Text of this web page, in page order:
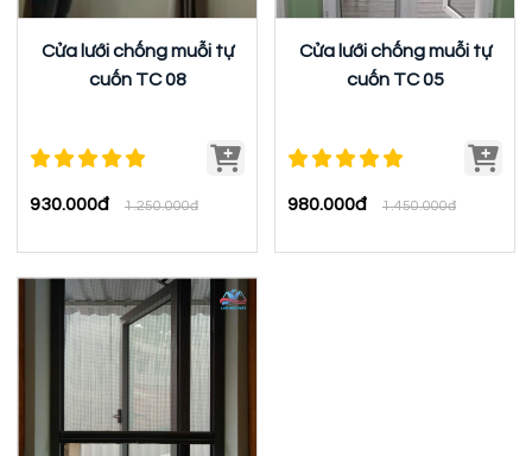
Cửa lưới chống muỗi tự
cuốn TC 08
930.000đ 1.250.000đ
Cửa lưới chống muỗi tự
cuốn TC 05
980.000đ 1.450.000đ